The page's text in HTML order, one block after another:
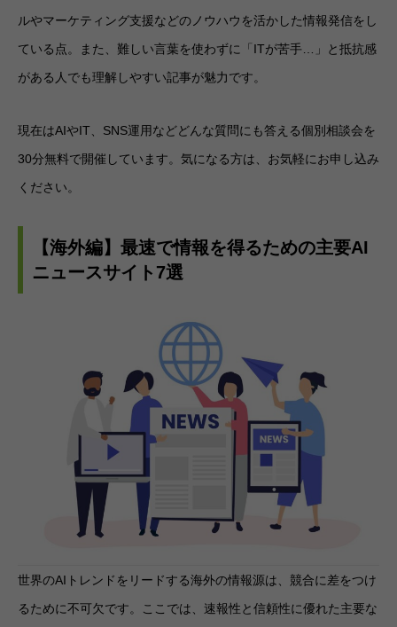
ルやマーケティング支援などのノウハウを活かした情報発信をし
ている点。また、難しい言葉を使わずに「ITが苦手…」と抵抗感
がある人でも理解しやすい記事が魅力です。
現在はAIやIT、SNS運用などどんな質問にも答える個別相談会を
30分無料で開催しています。気になる方は、お気軽にお申し込み
ください。
【海外編】最速で情報を得るための主要AI
ニュースサイト7選
世界のAIトレンドをリードする海外の情報源は、競合に差をつけ
るために不可欠です。ここでは、速報性と信頼性に優れた主要な